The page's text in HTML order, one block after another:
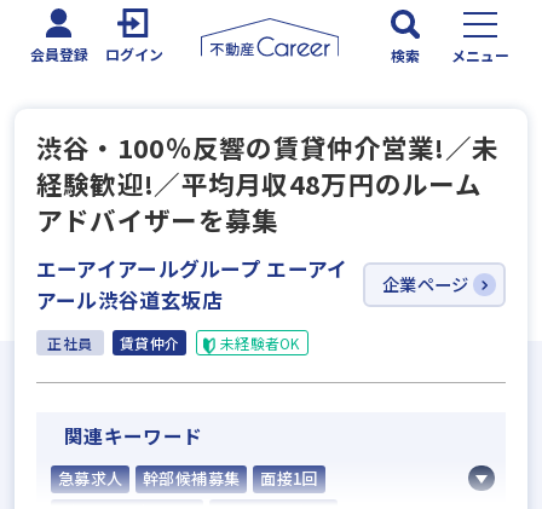
会員登録 ログイン 検索 メニュー
渋谷・100％反響の賃貸仲介営業!／未
経験歓迎!／平均月収48万円のルーム
アドバイザーを募集
エーアイアールグループ エーアイ
アール渋谷道玄坂店
企業ページ
正社員 賃貸仲介 未経験者OK
関連キーワード
急募求人 幹部候補募集
面接1回